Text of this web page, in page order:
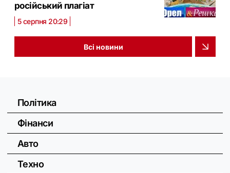
російський плагіат
5 серпня 20:29
Всі новини
Політика
Фінанси
Авто
Техно